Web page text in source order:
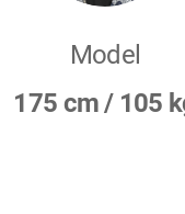
Model
175 cm / 105